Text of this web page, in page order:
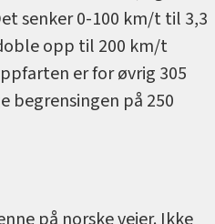
senker 0-100 km/t til 3,3
opp til 200 km/t
er for øvrig 305
begrensingen på 250